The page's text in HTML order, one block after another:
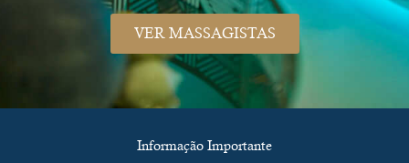
VER MASSAGISTAS
Informação Importante